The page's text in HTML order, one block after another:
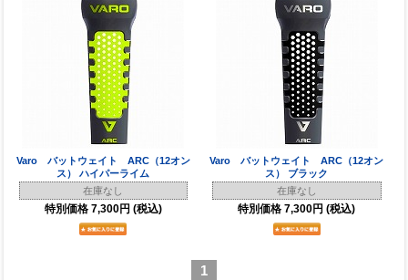
Varo バットウェイト ARC（12オン
ス） ハイパーライム
在庫なし
特別価格 7,300円 (税込)
Varo バットウェイト ARC（12オン
ス） ブラック
在庫なし
特別価格 7,300円 (税込)
1